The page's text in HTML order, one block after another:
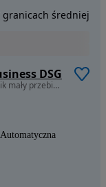
DSG
1968 cm3 • 150 KM • Wersja BUSINESS Automatik mały przebieg SERWISOWANY ASO
Automatyczna
granicach średniej